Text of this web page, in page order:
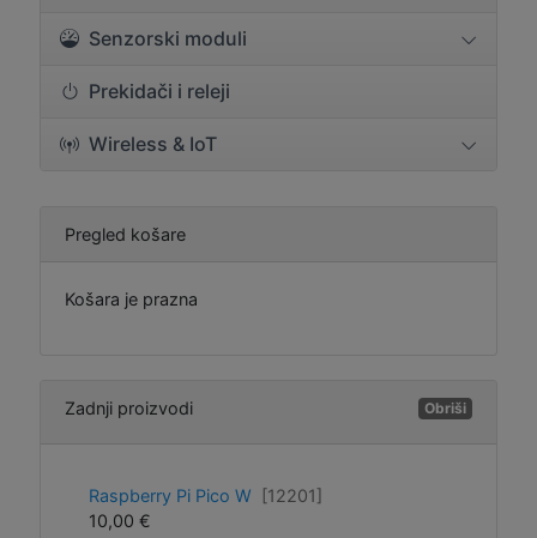
Senzorski moduli
Prekidači i releji
Wireless & IoT
Pregled košare
Košara je prazna
Zadnji proizvodi Obriši
Raspberry Pi Pico W
[12201]
10,00 €